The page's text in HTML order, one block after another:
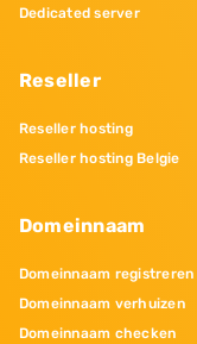
Dedicated server
Reseller
Reseller hosting
Reseller hosting Belgie
Domeinnaam
Domeinnaam registreren
Domeinnaam verhuizen
Domeinnaam checken